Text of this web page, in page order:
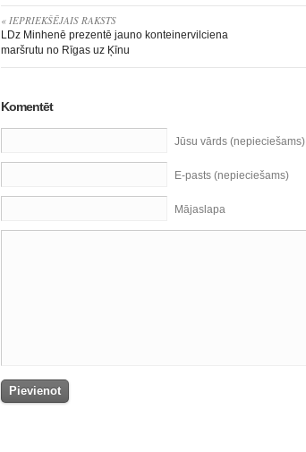
« IEPRIEKŠĒJAIS RAKSTS
LDz Minhenē prezentē jauno konteinervilciena
maršrutu no Rīgas uz Ķīnu
Komentēt
Jūsu vārds (nepieciešams)
E-pasts (nepieciešams)
Mājaslapa